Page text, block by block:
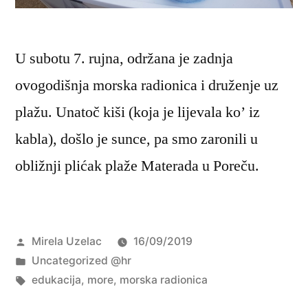
U subotu 7. rujna, održana je zadnja
ovogodišnja morska radionica i druženje uz
plažu. Unatoč kiši (koja je lijevala ko’ iz
kabla), došlo je sunce, pa smo zaronili u
obližnji plićak plaže Materada u Poreču.
Objavio
Mirela Uzelac
16/09/2019
Objavljeno
u
Uncategorized @hr
Oznake:
edukacija, more, morska radionica